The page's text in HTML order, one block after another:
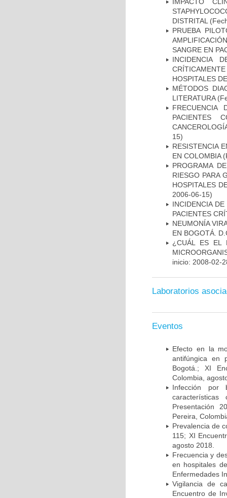
DISTRITAL
PRUEBA
SANGRE EN
INCIDENCIA
HOSPITALES
MÉTODOS
LITERATURA
FRECUENCIA
PACIENTES
15)
RESISTENCIA
EN COLOMBIA
PROGRAMA
RIESGO PARA
HOSPITALES
2006-06-15)
INCIDENCIA
PACIENTES
NEUMONÍA
EN BOGOTÁ.
¿CUÁL ES EL
inicio: 2008-02-
Laboratorios
Eventos
Efecto en la
antifúngica en
Bogotá.; XI
Colombia,
Infección por
Presentación
Pereira,
Prevalencia de
115; XI
agosto 2018.
Frecuencia y
en hospitales
Enfermedades
Vigilancia de
Encuentro de